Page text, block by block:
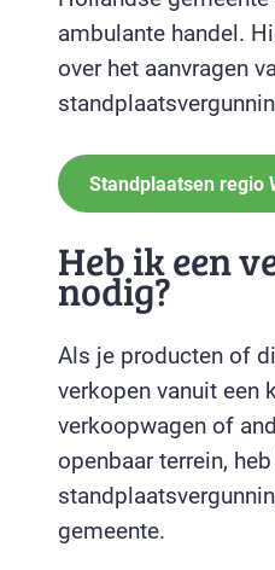
ambulante handel.
over het aanvragen
Standplaatsen regio
Heb ik een
nodig?
Als je producten of
verkopen vanuit een
verkoopwagen of
openbaar terrein,
gemeente.